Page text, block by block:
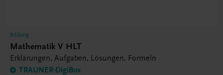
Bildung
Mathematik V HLT
Erklärungen, Aufgaben, Lösungen, Formeln
TRAUNER-DigiBox